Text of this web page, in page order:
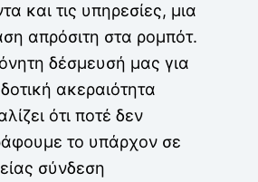
και τις υπηρεσίες, μια
απρόσιτη στα ρομπότ.
δέσμευσή μας για
ακεραιότητα
ότι ποτέ δεν
το υπάρχον σε
σύνδεση